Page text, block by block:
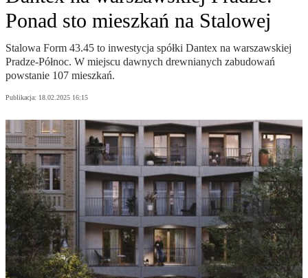
Ponad sto mieszkań na Stalowej
Stalowa Form 43.45 to inwestycja spółki Dantex na warszawskiej
Pradze-Północ. W miejscu dawnych drewnianych zabudowań
powstanie 107 mieszkań.
Publikacja: 18.02.2025 16:15